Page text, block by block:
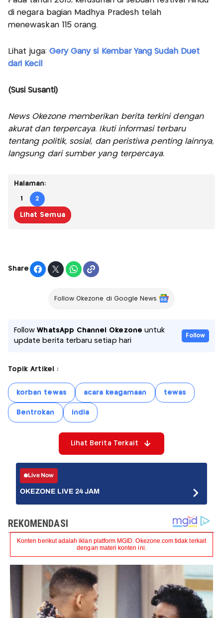
di negara bagian Madhya Pradesh telah
menewaskan 115 orang.
Lihat juga: Gery Gany si Kembar Yang Sudah Duet
dari Kecil
(Susi Susanti)
News Okezone memberikan berita terkini dengan
akurat dan terpercaya. Ikuti informasi terbaru
tentang politik, sosial, dan peristiwa penting lainnya,
langsung dari sumber yang terpercaya.
Halaman:
1 2
Lihat Semua
Share
Follow Okezone di Google News
FollowWhatsApp Channel Okezone untuk
update berita terbaru setiap hari
Follow
Topik Artikel :
korban tewas acara keagamaan tewas
Bentrokan india
Lihat Berita Terkait
Live Now
OKEZONE LIVE 24 JAM